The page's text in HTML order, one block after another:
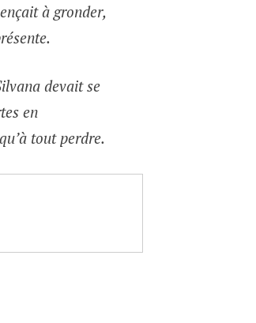
à gronder,
devait se
en
tout perdre.